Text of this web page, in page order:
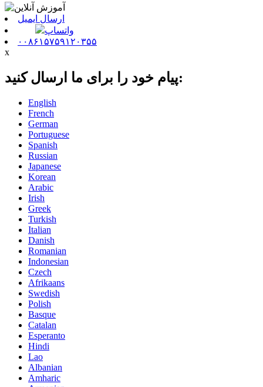
ارسال ایمیل
واتساپ
۰۰۸۶۱۵۷۵۹۱۲۰۳۵۵
x
پیام خود را برای ما ارسال کنید:
English
French
German
Portuguese
Spanish
Russian
Japanese
Korean
Arabic
Irish
Greek
Turkish
Italian
Danish
Romanian
Indonesian
Czech
Afrikaans
Swedish
Polish
Basque
Catalan
Esperanto
Hindi
Lao
Albanian
Amharic